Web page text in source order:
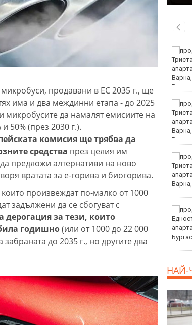
продавани в ЕС 2035 г., ще
има и два междинни етапа - до 2025
микробусите да намалят емисиите на
50% (през 2030 г.).
комисия ще трябва да
средства през целия им
предложи алтернативи на ново
вратата за е-горива и биогорива.
произвеждат по-малко от 1000
задължени да се сбогуват с
дерогация за тези, които
годишно(или от 1000 до 22 000
до 2035 г., но другите два
на основни хранителни
32-ма души са ранени в
катастрофи през
у нас
Повдигнаха обвинение
срещу 18-годишния
младеж за убийството
Първо офицерско
звание за випуск 2026
на ВВМУ „Н. Й.
EUR
НАЙ-